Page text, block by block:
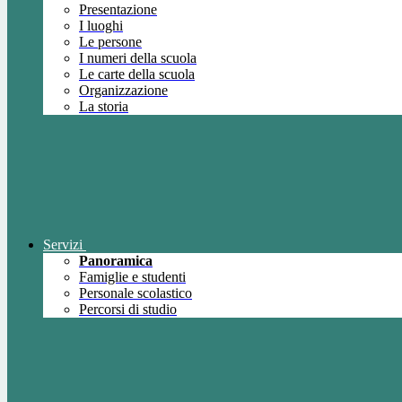
Presentazione
I luoghi
Le persone
I numeri della scuola
Le carte della scuola
Organizzazione
La storia
Servizi
Panoramica
Famiglie e studenti
Personale scolastico
Percorsi di studio